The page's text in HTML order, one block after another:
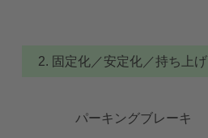
2. 固定化／安定化／持ち上げ
パーキングブレーキ